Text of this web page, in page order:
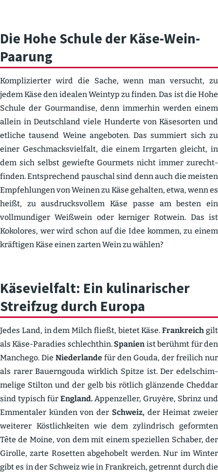
Die Hohe Schule der Käse-Wein-
Paarung
Kompli­zierter wird die Sache, wenn man versucht, zu
jedem Käse den idealen Weintyp zu finden. Das ist die Hohe
Schule der Gourmandise, denn immerhin werden einem
allein in Deutschland viele Hunderte von Käsesorten und
etliche tausend Weine angeboten. Das summiert sich zu
einer Geschmacks­vielfalt, die einem Irrgarten gleicht, in
dem sich selbst gewiefte Gourmets nicht immer zurecht­
finden. Entspre­chend pauschal sind denn auch die meisten
Empfeh­lungen von Weinen zu Käse gehalten, etwa, wenn es
heißt, zu ausdrucks­vollem Käse passe am besten ein
vollmun­diger Weißwein oder kerniger Rotwein. Das ist
Kokolores, wer wird schon auf die Idee kommen, zu einem
kräftigen Käse einen zarten Wein zu wählen?
Käsevielfalt: Ein kulina­ri­scher
Streifzug durch Europa
Jedes Land, in dem Milch fließt, bietet Käse.Frank­reich gilt
als Käse-Paradies schlechthin. Spanienist berühmt für den
Manchego. Die Nieder­lande für den Gouda, der freilich nur
als rarer Bauern­gouda wirklich Spitze ist. Der edelschim­
melige Stilton und der gelb bis rötlich glänzende Cheddar
sind typisch für England. Appen­zeller, Gruyère, Sbrinz und
Emmen­taler künden von der Schweiz,der Heimat zweier
weiterer Köstlich­keiten wie dem zylin­drisch geformten
Tête de Moine, von dem mit einem spezi­ellen Schaber, der
Girolle, zarte Rosetten abgehobelt werden. Nur im Winter
gibt es in der Schweiz wie in Frank­reich, getrennt durch die